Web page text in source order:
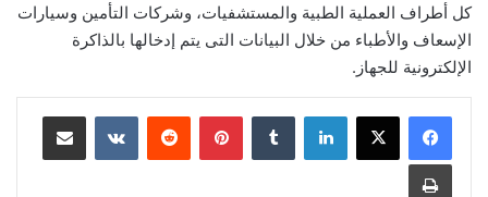
كل أطراف العملية الطبية والمستشفيات، وشركات التأمين وسيارات
الإسعاف والأطباء من خلال البيانات التى يتم إدخالها بالذاكرة
الإلكترونية للجهاز.
لينكدإن بينتيريست